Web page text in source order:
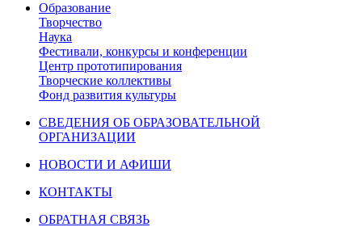
Образование
Творчество
Наука
Фестивали, конкурсы и конференции
Центр прототипирования
Творческие коллективы
Фонд развития культуры
СВЕДЕНИЯ ОБ ОБРАЗОВАТЕЛЬНОЙ
ОРГАНИЗАЦИИ
НОВОСТИ И АФИШИ
КОНТАКТЫ
ОБРАТНАЯ СВЯЗЬ